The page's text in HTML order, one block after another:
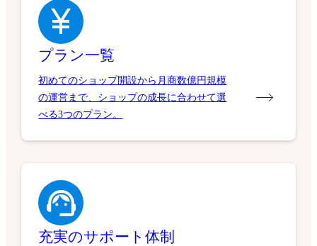
プラン一覧
初めてのショップ開設から月商数億円規模
の運営まで、ショップの成長に合わせて選
べる3つのプラン。
充実のサポート体制